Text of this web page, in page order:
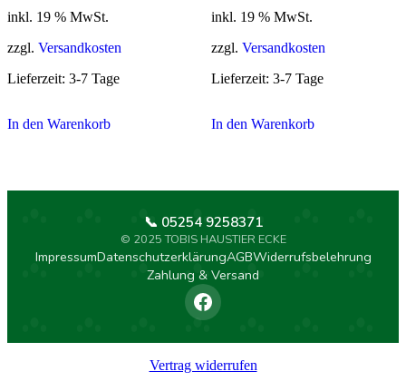
inkl. 19 % MwSt.
zzgl. Versandkosten
Lieferzeit: 3-7 Tage
In den Warenkorb
inkl. 19 % MwSt.
zzgl. Versandkosten
Lieferzeit: 3-7 Tage
In den Warenkorb
ImpressumDatenschutzerklärungAGBWiderrufsbelehrung
Zahlung & Versand
📞 05254 9258371
© 2025 TOBIS HAUSTIER ECKE
Vertrag widerrufen